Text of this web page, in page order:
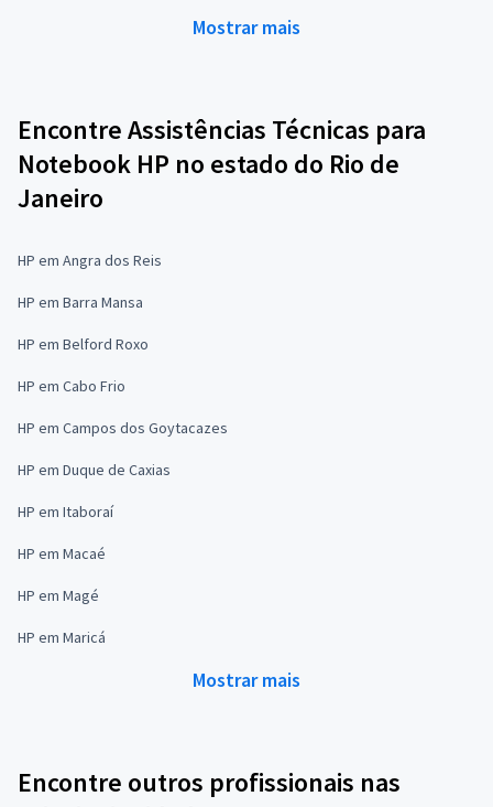
Mostrar mais
Encontre Assistências Técnicas para
Notebook HP no estado do Rio de
Janeiro
HP em Angra dos Reis
HP em Barra Mansa
HP em Belford Roxo
HP em Cabo Frio
HP em Campos dos Goytacazes
HP em Duque de Caxias
HP em Itaboraí
HP em Macaé
HP em Magé
HP em Maricá
Mostrar mais
Encontre outros profissionais nas